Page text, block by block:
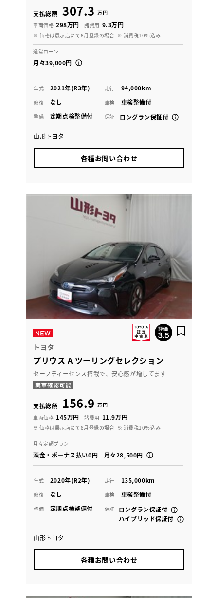
支払総額 307.3 万円
車両価格 298万円 諸費用 9.3万円
※ 価格は展示店にて8月登録の場合 ※ 消費税10％込み
通常ローン
月々39,000円
年式 2021年(R3年) 走行 94,000km
修復 なし 車検 車検整備付
整備 定期点検整備付 保証 ロングラン保証付
山形トヨタ
各種お問い合わせ
トヨタ
プリウス A ツーリングセレクション
セーフティーセンス搭載で、安心感が増してます
支払総額 156.9 万円
車両価格 145万円 諸費用 11.9万円
※ 価格は展示店にて8月登録の場合 ※ 消費税10％込み
月々定額プラン
頭金・ボーナス払い0円 月々28,500円
年式 2020年(R2年) 走行 135,000km
修復 なし 車検 車検整備付
整備 定期点検整備付 保証
ロングラン保証付
ハイブリッド保証付
山形トヨタ
各種お問い合わせ